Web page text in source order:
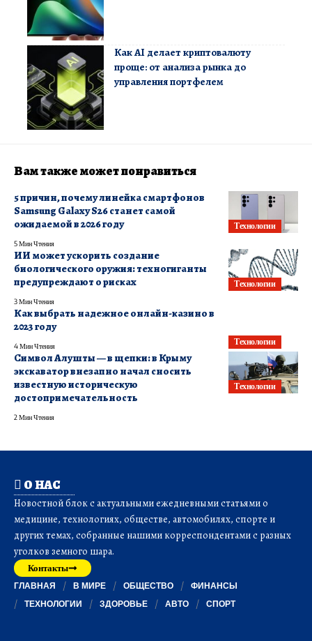
Как AI делает криптовалюту
проще: от анализа рынка до
управления портфелем
Вам также может понравиться
Технологии
5 причин, почему линейка смартфонов
Samsung Galaxy S26 станет самой
ожидаемой в 2026 году
5 Мин Чтения
Технологии
ИИ может ускорить создание
биологического оружия: техногиганты
предупреждают о рисках
3 Мин Чтения
Технологии
Как выбрать надежное онлайн-казино в
2023 году
4 Мин Чтения
Технологии
Символ Алушты — в щепки: в Крыму
экскаватор внезапно начал сносить
известную историческую
достопримечательность
2 Мин Чтения
О НАС
Новостной блок с актуальными ежедневными статьями о
медицине, технологиях, обществе, автомобилях, спорте и
других темах, собранные нашими корреспондентами с разных
уголков земного шара.
Контакты
ГЛАВНАЯ В МИРЕ ОБЩЕСТВО
ФИНАНСЫ
ТЕХНОЛОГИИ
ЗДОРОВЬЕ АВТО СПОРТ